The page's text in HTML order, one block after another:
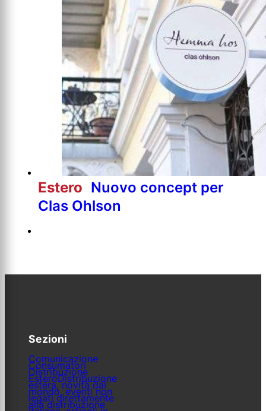
Estero Nuovo concept per
Clas Ohlson
Sezioni
Comunicazione
Consumatori
Distribuzione
EsteroDistribuzione
estera, novità dal
mondo, eventi non
legati direttamente
alla distribuzione